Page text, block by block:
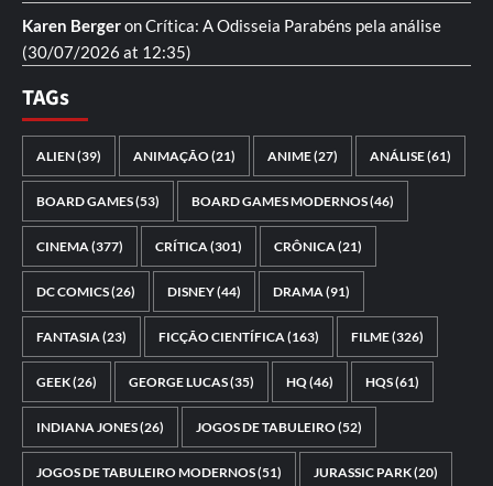
Karen BergeronCrítica: A Odisseia Parabéns pela análise
(30/07/2026 at 12:35)
TAGs
ALIEN(39) ANIMAÇÃO(21) ANIME(27) ANÁLISE(61)
BOARD GAMES(53) BOARD GAMES MODERNOS(46)
CINEMA(377) CRÍTICA(301) CRÔNICA(21)
DC COMICS(26) DISNEY(44) DRAMA(91)
FANTASIA(23) FICÇÃO CIENTÍFICA(163) FILME(326)
GEEK(26) GEORGE LUCAS(35) HQ(46) HQS(61)
INDIANA JONES(26) JOGOS DE TABULEIRO(52)
JOGOS DE TABULEIRO MODERNOS(51) JURASSIC PARK(20)